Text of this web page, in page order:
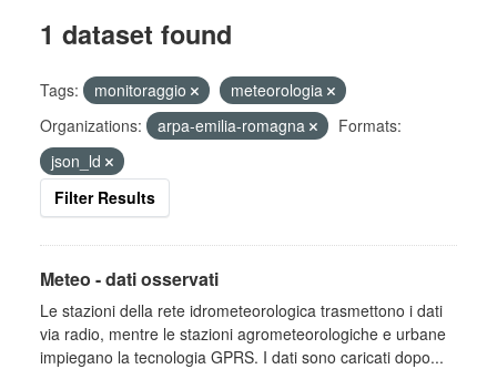
1 dataset found
Tags: monitoraggio
meteorologia
Organizations:
arpa-emilia-romagna
Formats:
json_ld
Filter Results
Meteo - dati osservati
Le stazioni della rete idrometeorologica trasmettono i dati
via radio, mentre le stazioni agrometeorologiche e urbane
impiegano la tecnologia GPRS. I dati sono caricati dopo...